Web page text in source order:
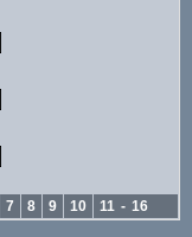
7 8 9 10 11 - 16